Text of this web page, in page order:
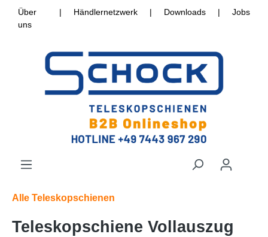
Über
uns
| Händlernetzwerk | Downloads | Jobs
Alle Teleskopschienen
Teleskopschiene Vollauszug